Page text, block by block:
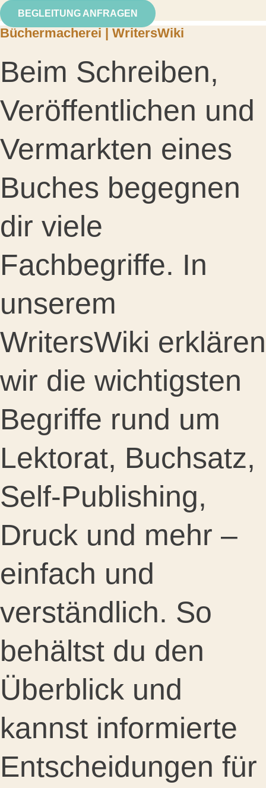
BEGLEITUNG ANFRAGEN
Büchermacherei | WritersWiki
Beim Schreiben,
Veröffentlichen und
Vermarkten eines
Buches begegnen
dir viele
Fachbegriffe. In
unserem
WritersWiki erklären
wir die wichtigsten
Begriffe rund um
Lektorat, Buchsatz,
Self-Publishing,
Druck und mehr –
einfach und
verständlich. So
behältst du den
Überblick und
kannst informierte
Entscheidungen für